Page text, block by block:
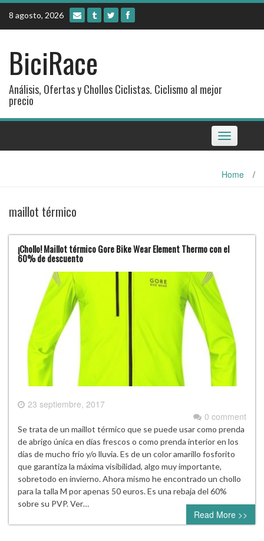
Skip
content
8 agosto, 2026
BiciRace
Análisis, Ofertas y Chollos Ciclistas. Ciclismo al mejor
precio
Toggle
navigation
Home /
maillot térmico
¡Chollo! Maillot térmico Gore Bike Wear Element Thermo con el
60% de descuento
23 septiembre, 2017
0 comment
Se trata de un maillot térmico que se puede usar como prenda
de abrigo única en días frescos o como prenda interior en los
días de mucho frío y/o lluvia. Es de un color amarillo fosforito
que garantiza la máxima visibilidad, algo muy importante,
sobretodo en invierno. Ahora mismo he encontrado un chollo
para la talla M por apenas 50 euros. Es una rebaja del 60%
sobre su PVP. Ver…
Read More >>